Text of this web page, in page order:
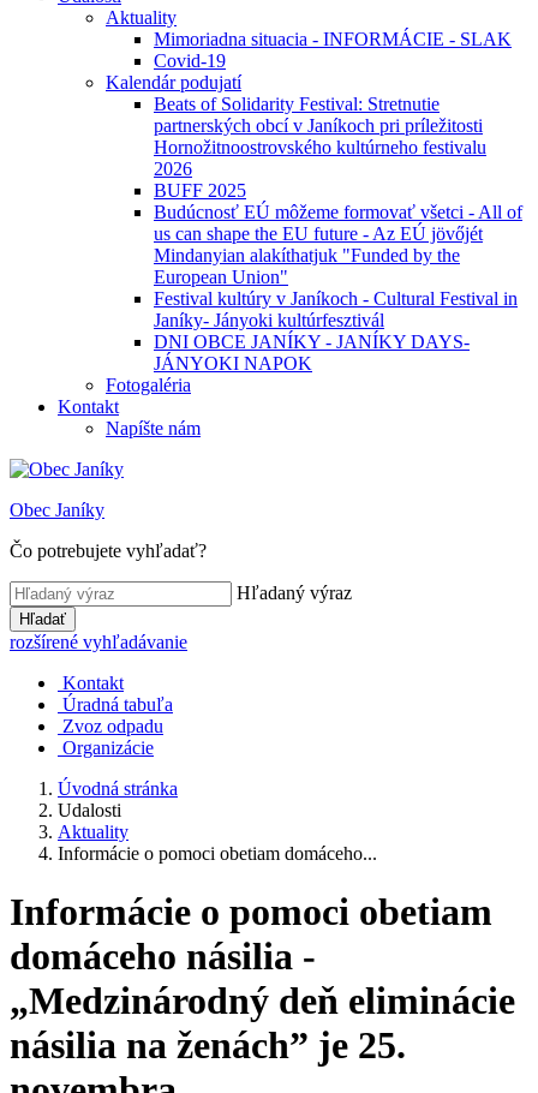
Aktuality
Mimoriadna situacia - INFORMÁCIE - SLAK
Covid-19
Kalendár podujatí
Beats of Solidarity Festival: Stretnutie
partnerských obcí v Janíkoch pri príležitosti
Hornožitnoostrovského kultúrneho festivalu
2026
BUFF 2025
Budúcnosť EÚ môžeme formovať všetci - All of
us can shape the EU future - Az EÚ jövőjét
Mindanyian alakíthatjuk "Funded by the
European Union"
Festival kultúry v Janíkoch - Cultural Festival in
Janíky- Jányoki kultúrfesztivál
DNI OBCE JANÍKY - JANÍKY DAYS-
JÁNYOKI NAPOK
Fotogaléria
Kontakt
Napíšte nám
Obec Janíky
Čo potrebujete vyhľadať?
Hľadaný výraz
Hľadať
rozšírené vyhľadávanie
Kontakt
Úradná tabuľa
Zvoz odpadu
Organizácie
Úvodná stránka
Udalosti
Aktuality
Informácie o pomoci obetiam domáceho...
Informácie o pomoci obetiam
domáceho násilia -
„Medzinárodný deň eliminácie
násilia na ženách” je 25.